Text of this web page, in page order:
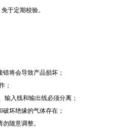
于定期校验。
将会导致产品损坏；
；
输入线和输出线必须分离；
坏绝缘的气体存在；
随意调整。